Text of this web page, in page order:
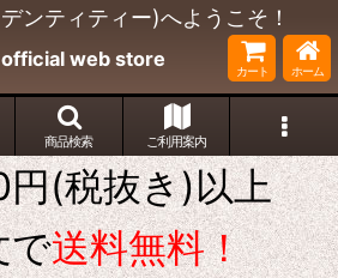
ンティティー)へようこそ！
official web store
カート ホーム
商品検索 ご利用案内
(税抜き)以上
で送料無料！